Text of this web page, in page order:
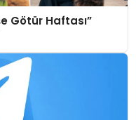
Götür Haftası”